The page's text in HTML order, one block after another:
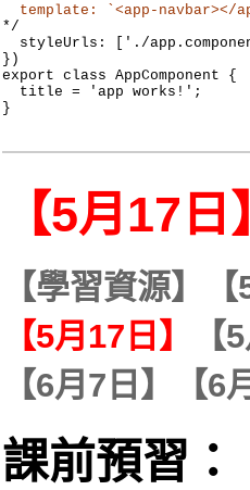
template: `<app-navbar></
*/
styleUrls: ['./
})
export class AppComponent {
  title = 'app works!';
}
【5月17
【學習資源】
【5月17日】
【
【6月7日】
【6
課前預習：